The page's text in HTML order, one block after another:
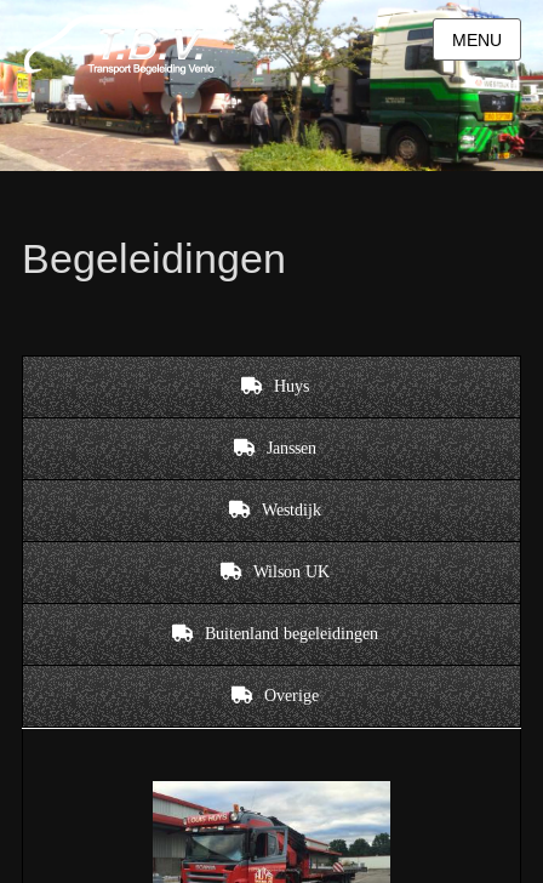
MENU
Begeleidingen
Huys
Janssen
Westdijk
Wilson UK
Buitenland begeleidingen
Overige